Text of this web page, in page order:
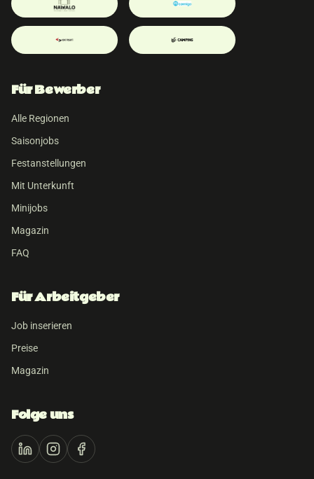
Für Bewerber
Alle Regionen
Saisonjobs
Festanstellungen
Mit Unterkunft
Minijobs
Magazin
FAQ
Für Arbeitgeber
Job inserieren
Preise
Magazin
Folge uns